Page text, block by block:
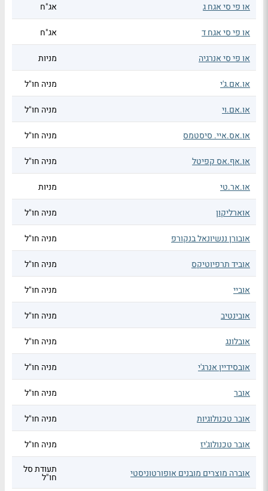
או פי סי אגח ג אג"ח
או פי סי אגח ד אג"ח
או פי סי אנרגיה מניות
או.אם.ג'י מניה חו"ל
או.אם.וי מניה חו"ל
או.אס.איי. סיסטמס מניה חו"ל
או.אף.אס קפיטל מניה חו"ל
או.אר.טי מניות
אוארליקון מניה חו"ל
אובורן ננשיונאל בנקורפ מניה חו"ל
אוביד תרפיוטיקס מניה חו"ל
אוביי מניה חו"ל
אובינטיב מניה חו"ל
אובלונג מניה חו"ל
אובסידיין אנרג'י מניה חו"ל
אובר מניה חו"ל
אובר טכנולוגיות מניה חו"ל
אובר טכנולוג'יז מניה חו"ל
אוברה מוצרים מובנים אופורטוניסטי תעודת סל
חו"ל